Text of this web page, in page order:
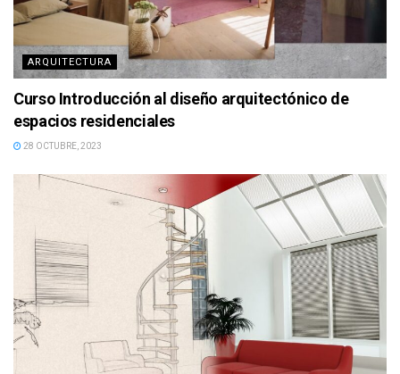
ARQUITECTURA
Curso Introducción al diseño arquitectónico de
espacios residenciales
28 OCTUBRE, 2023